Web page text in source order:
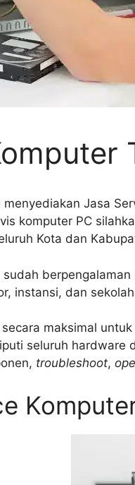
menyediakan Jasa
komputer PC
Kota dan
instansi, dan
maksimal
seluruh hardware
troubleshoot,